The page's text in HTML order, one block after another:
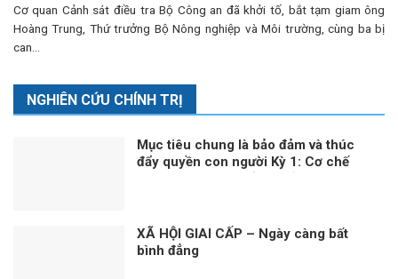
Cơ quan Cảnh sát điều tra Bộ Công an đã khởi tố, bắt tạm giam ông
Hoàng Trung, Thứ trưởng Bộ Nông nghiệp và Môi trường, cùng ba bị
can...
NGHIÊN CỨU CHÍNH TRỊ
Mục tiêu chung là bảo đảm và thúc
đẩy quyền con người Kỳ 1: Cơ chế
XÃ HỘI GIAI CẤP – Ngày càng bất
bình đẳng